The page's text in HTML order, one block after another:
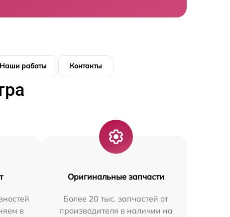
Наши работы Контакты
в
Оригинальные запчасти
Более 20 тыс. запчастей от
производителя в наличии на